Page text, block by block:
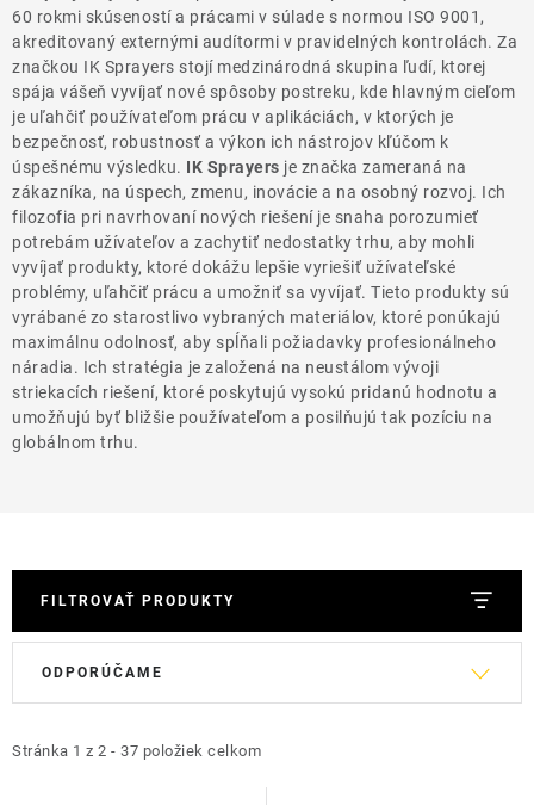
VÝHODNÉ SADY
NOVINKY V SORTIMENTE
THE FINISHER
DARČEKOVÉ POUKAZY
ČISTENIE A ÚDRŽBA LODÍ
ZNAČKY
60 rokmi skúseností a prácami v súlade s normou ISO 9001,
akreditovaný externými audítormi v pravidelných kontrolách. Za
značkou IK Sprayers stojí medzinárodná skupina ľudí, ktorej
spája vášeň vyvíjať nové spôsoby postreku, kde hlavným cieľom
je uľahčiť používateľom prácu v aplikáciách, v ktorých je
bezpečnosť, robustnosť a výkon ich nástrojov kľúčom k
úspešnému výsledku. IK Sprayers je značka zameraná na
zákazníka, na úspech, zmenu, inovácie a na osobný rozvoj. Ich
filozofia pri navrhovaní nových riešení je snaha porozumieť
potrebám užívateľov a zachytiť nedostatky trhu, aby mohli
vyvíjať produkty, ktoré dokážu lepšie vyriešiť užívateľské
problémy, uľahčiť prácu a umožniť sa vyvíjať. Tieto produkty sú
vyrábané zo starostlivo vybraných materiálov, ktoré ponúkajú
maximálnu odolnosť, aby spĺňali požiadavky profesionálneho
náradia. Ich stratégia je založená na neustálom vývoji
striekacích riešení, ktoré poskytujú vysokú pridanú hodnotu a
umožňujú byť bližšie používateľom a posilňujú tak pozíciu na
globálnom trhu.
FILTROVAŤ PRODUKTY
i
Stránka 1 z 2 - 37 položiek celkom
e
ODPORÚČAME